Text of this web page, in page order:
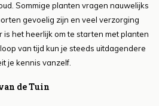
Sommige planten vragen nauwelijks
gevoelig zijn en veel verzorging
het heerlijk om te starten met planten
van tijd kun je steeds uitdagendere
je kennis vanzelf.
de Tuin